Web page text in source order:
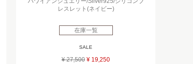
レスレット(ネイビー)
在庫一覧
SALE
¥ 27,500 ¥ 19,250